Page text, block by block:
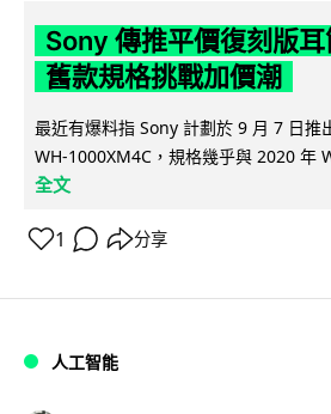
Sony 傳推平價復刻版
舊款規格挑戰加價潮
最近有爆料指 Sony 計劃於 9 月 7 日推
WH-1000XM4C，規格幾乎與 2020 年
全文
1 分享
人工智能